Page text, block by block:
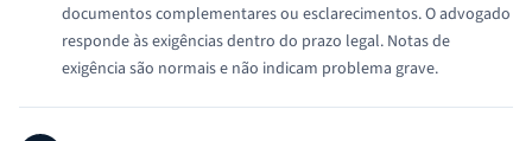
documentos complementares ou esclarecimentos. O advogado
responde às exigências dentro do prazo legal. Notas de
exigência são normais e não indicam problema grave.